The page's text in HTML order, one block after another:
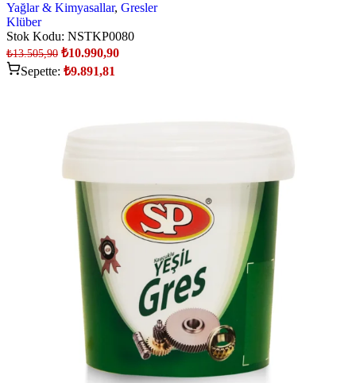
Yağlar & Kimyasallar, Gresler
Klüber
Stok Kodu: NSTKP0080
₺13.505,90 ₺10.990,90
Sepette: ₺9.891,81